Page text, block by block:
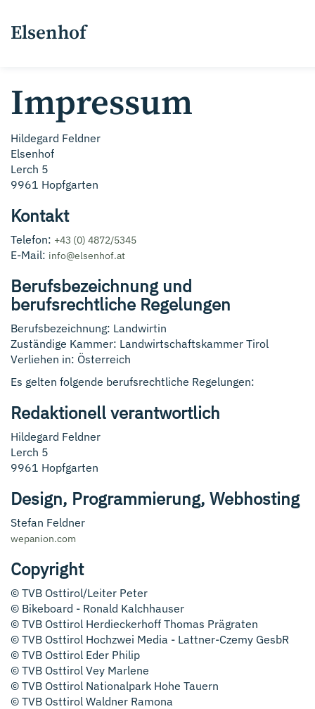
Elsenhof
Impressum
Hildegard Feldner
Elsenhof
Lerch 5
9961 Hopfgarten
Kontakt
Telefon: +43 (0) 4872/5345
E-Mail: info@elsenhof.at
Berufsbezeichnung und
berufsrechtliche Regelungen
Berufsbezeichnung: Landwirtin
Zuständige Kammer: Landwirtschaftskammer Tirol
Verliehen in: Österreich
Es gelten folgende berufsrechtliche Regelungen:
Redaktionell verantwortlich
Hildegard Feldner
Lerch 5
9961 Hopfgarten
Design, Programmierung, Webhosting
Stefan Feldner
wepanion.com
Copyright
© TVB Osttirol/Leiter Peter
© Bikeboard - Ronald Kalchhauser
© TVB Osttirol Herdieckerhoff Thomas Prägraten
© TVB Osttirol Hochzwei Media - Lattner-Czemy GesbR
© TVB Osttirol Eder Philip
© TVB Osttirol Vey Marlene
© TVB Osttirol Nationalpark Hohe Tauern
© TVB Osttirol Waldner Ramona